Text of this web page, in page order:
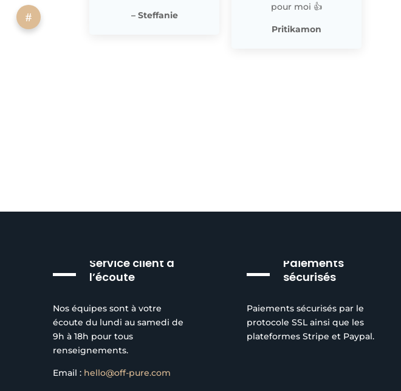
– Steffanie
pour moi 👍
Pritikamon
Service client à
l’écoute
Nos équipes sont à votre
écoute du lundi au samedi de
9h à 18h pour tous
renseignements.
Email : hello@off-pure.com
Paiements
sécurisés
Paiements sécurisés par le
protocole SSL ainsi que les
plateformes Stripe et Paypal.